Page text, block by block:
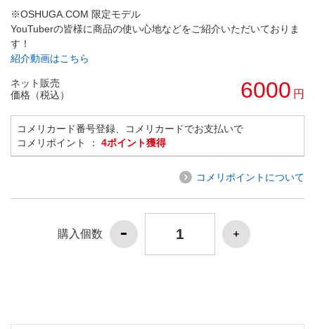
※OSHUGA.COM 限定モデル
YouTuberの皆様に商品の使い心地などをご紹介いただいておりま
す！
紹介動画はこちら
ネット販売
価格（税込）
6000 円
コメリカード番号登録、コメリカードでお支払いで
コメリポイント ： 4ポイント獲得
コメリポイントについて
購入個数